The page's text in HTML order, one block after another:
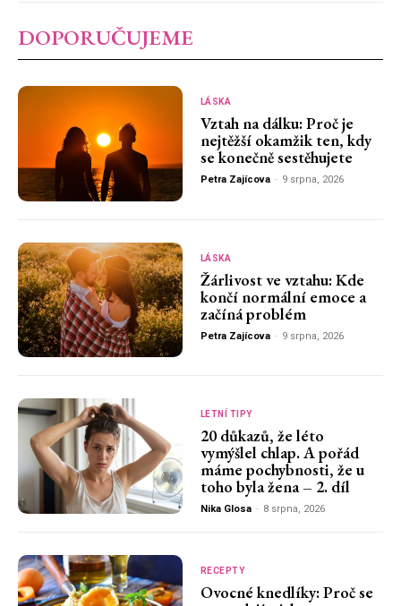
DOPORUČUJEME
LÁSKA
Vztah na dálku: Proč je
nejtěžší okamžik ten, kdy
se konečně sestěhujete
Petra Zajícova - 9 srpna, 2026
LÁSKA
Žárlivost ve vztahu: Kde
končí normální emoce a
začíná problém
Petra Zajícova - 9 srpna, 2026
LETNÍ TIPY
20 důkazů, že léto
vymýšlel chlap. A pořád
máme pochybnosti, že u
toho byla žena – 2. díl
Nika Glosa - 8 srpna, 2026
RECEPTY
Ovocné knedlíky: Proč se